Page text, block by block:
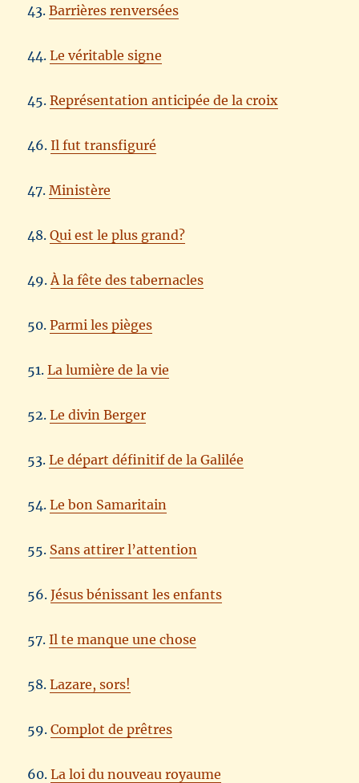
43.Barrières renversées
44.Le véritable signe
45.Représentation anticipée de la croix
46.Il fut transfiguré
47.Ministère
48.Qui est le plus grand?
49. À la fête des tabernacles
50.Parmi les pièges
51.La lumière de la vie
52.Le divin Berger
53.Le départ définitif de la Galilée
54.Le bon Samaritain
55. Sans attirer l’attention
56.Jésus bénissant les enfants
57.Il te manque une chose
58.Lazare, sors!
59.Complot de prêtres
60.La loi du nouveau royaume